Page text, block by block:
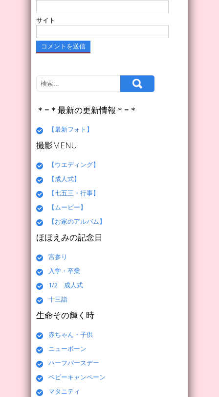
サイト
＊=＊最新の更新情報＊=＊
【最新フォト】
撮影MENU
【ウエディング】
【成人式】
【七五三・行事】
【ムービー】
【お家のアルバム】
ほほえみの記念日
宮参り
入学・卒業
1/2 成人式
十三詣
生命その輝く時
赤ちゃん・子供
ニューボーン
ハーフバースデー
ベビーキャンペーン
マタニティ